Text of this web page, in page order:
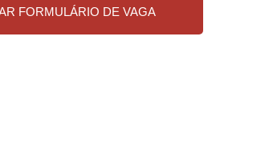
FORMULÁRIO DE VAGA